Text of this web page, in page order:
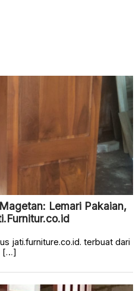
Lemari Pakaian,
jati.furniture.co.id. terbuat dari
[…]